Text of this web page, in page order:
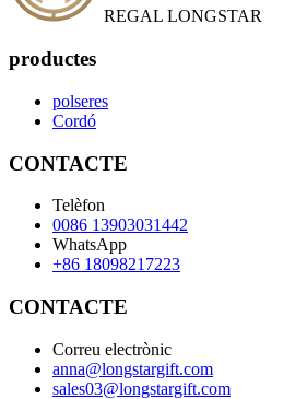
REGAL LONGSTAR
productes
polseres
Cordó
CONTACTE
Telèfon
0086 13903031442
WhatsApp
+86 18098217223
CONTACTE
Correu electrònic
anna@longstargift.com
sales03@longstargift.com